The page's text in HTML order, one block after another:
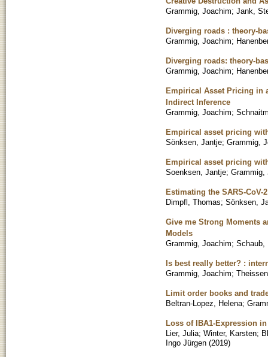
Grammig, Joachim; Jank,
Diverging roads : theory-
Grammig, Joachim;
Diverging roads: theory-
Grammig, Joachim;
Empirical Asset Pricing in
Indirect Inference
Grammig, Joachim;
Empirical asset pricing
Sönksen, Jantje; Grammig,
Empirical asset pricing
Soenksen, Jantje; Grammig,
Estimating the SARS-
Dimpfl, Thomas; Sönksen,
Give me Strong Moments
Models
Grammig, Joachim; Schaub,
Is best really better? :
Grammig, Joachim;
Limit order books and
Beltran-Lopez, Helena;
Loss of IBA1-Expression
Lier, Julia; Winter, Karsten;
Ingo Jürgen (2019)